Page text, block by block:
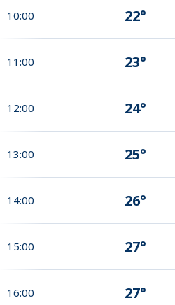
10:00 22°
11:00 23°
12:00 24°
13:00 25°
14:00 26°
15:00 27°
16:00 27°